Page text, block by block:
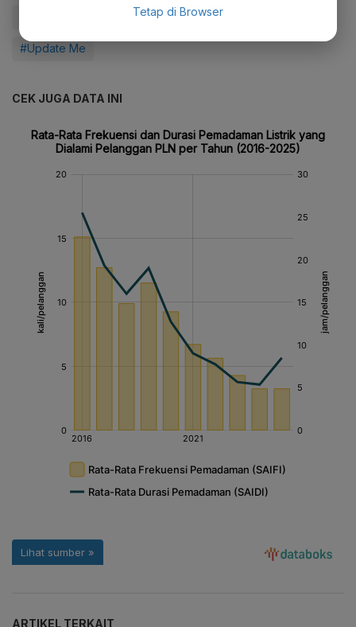
#RUPS PLN 2026 #Transformasi
#Update Me
CEK JUGA DATA INI
ARTIKEL TERKAIT
Tetap di Browser